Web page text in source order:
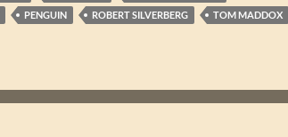
PENGUIN ROBERT SILVERBERG
TOM MADDOX